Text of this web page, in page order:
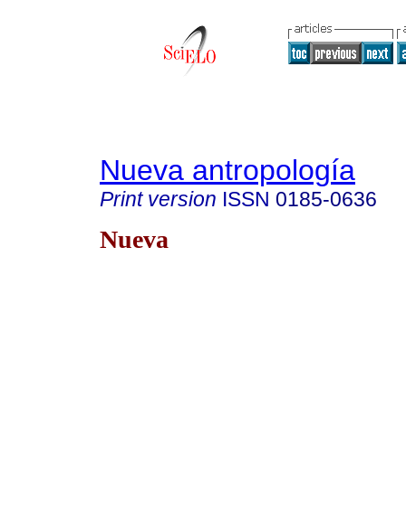
Nueva antropología
Print version ISSN 0185-0636
Nueva